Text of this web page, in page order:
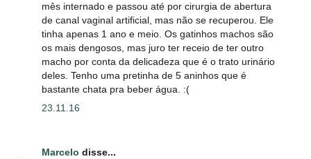
mês internado e passou até por cirurgia de abertura
de canal vaginal artificial, mas não se recuperou. Ele
tinha apenas 1 ano e meio. Os gatinhos machos são
os mais dengosos, mas juro ter receio de ter outro
macho por conta da delicadeza que é o trato urinário
deles. Tenho uma pretinha de 5 aninhos que é
bastante chata pra beber água. :(
23.11.16
Marcelo disse...